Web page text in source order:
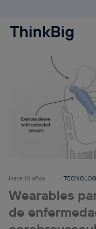
Hace 10 años
Wearables
de